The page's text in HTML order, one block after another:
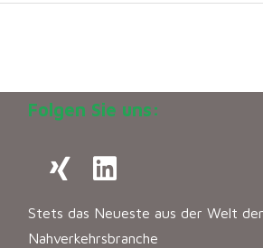
Folgen Sie uns:
Stets das Neueste aus der Welt der
Nahverkehrsbranche